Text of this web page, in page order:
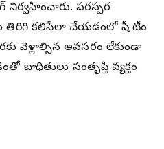
నిర్వహించారు. పరస్పర
తిరిగి కలిసేలా చేయడంలో షీ టీం
వెళ్లాల్సిన అవసరం లేకుండా
బాధితులు సంతృప్తి వ్యక్తం